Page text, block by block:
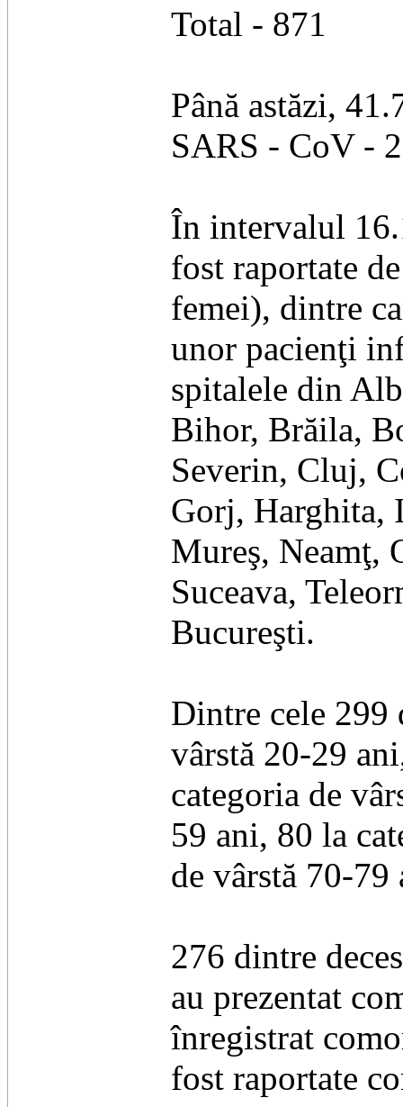
Total - 871
Până astăzi,
SARS - CoV -
În intervalul
fost raportate
femei), dintre
unor pacienţi
spitalele din
Bihor, Brăila,
Severin, Cluj,
Gorj, Harghita,
Mureş, Neamţ,
Suceava,
Bucureşti.
Dintre cele 299
vârstă 20-29
categoria de
59 ani, 80 la
de vârstă 70-79
276 dintre
au prezentat
înregistrat
fost raportate